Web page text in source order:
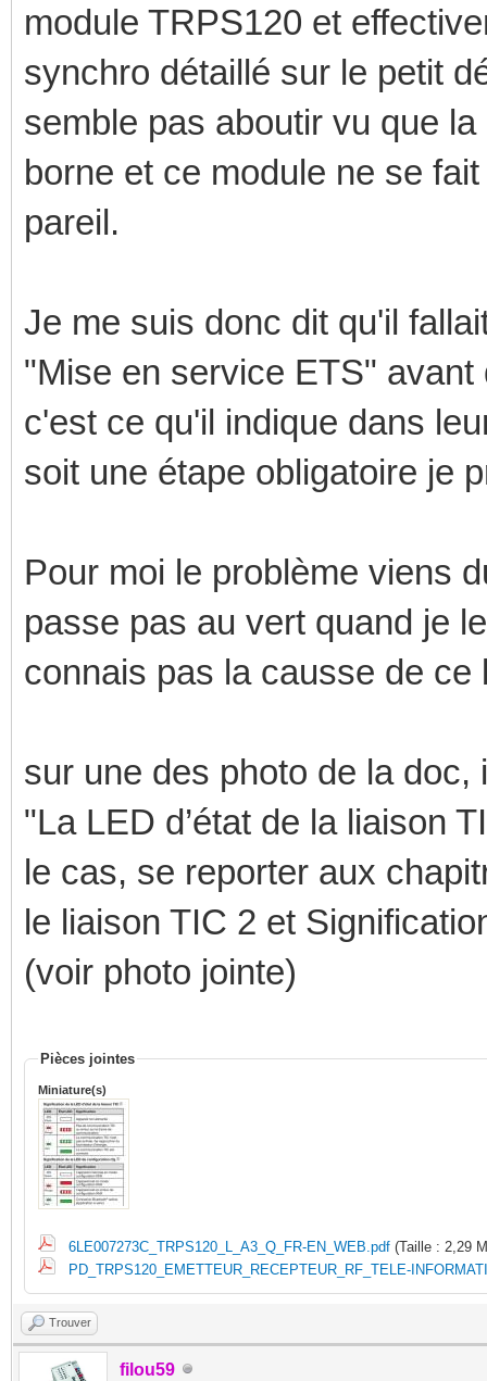
module TRPS120 et
synchro détaillé sur le petit
semble pas aboutir vu que
borne et ce module ne se
pareil.
Je me suis donc dit qu'il
"Mise en service ETS"
c'est ce qu'il indique dans
soit une étape obligatoire je
Pour moi le problème viens
passe pas au vert quand je
connais pas la causse de
sur une des photo de la doc,
"La LED d’état de la liaison
le cas, se reporter aux
le liaison TIC 2 et
(voir photo jointe)
Pièces jointes
Miniature(s)
6LE007273C_TRPS120_L_A3_Q_FR-EN_WEB.pdf (Taille : 2,29
PD_TRPS120_EMETTEUR_RECEPTEUR_RF_TELE-
Trouver
filou59